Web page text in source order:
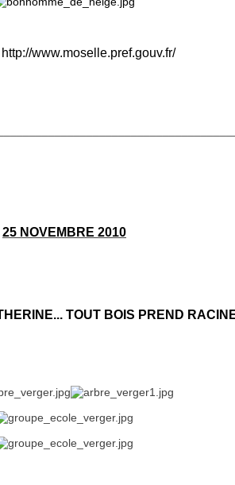
http://www.moselle.pref.gouv.fr/
25 NOVEMBRE 2010
TOUT BOIS PREND